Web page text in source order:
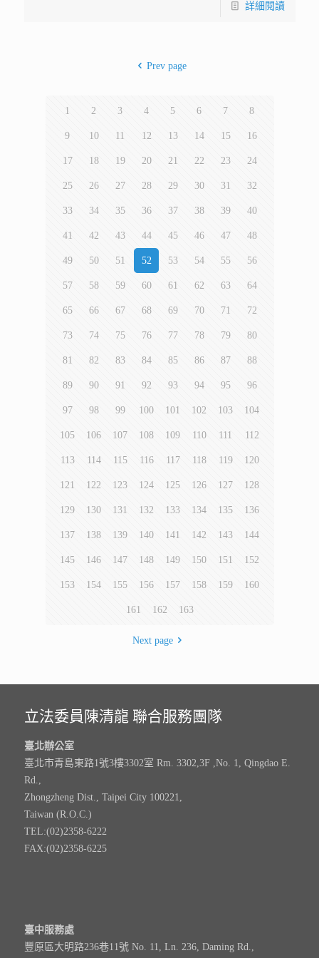
詳細閱讀
Prev page
1 2 3 4 5 6 7 8
9 10 11 12 13 14 15 16
17 18 19 20 21 22 23 24
25 26 27 28 29 30 31 32
33 34 35 36 37 38 39 40
41 42 43 44 45 46 47 48
49 50 51 52 53 54 55 56
57 58 59 60 61 62 63 64
65 66 67 68 69 70 71 72
73 74 75 76 77 78 79 80
81 82 83 84 85 86 87 88
89 90 91 92 93 94 95 96
97 98 99 100 101 102 103 104
105 106 107 108 109 110 111 112
113 114 115 116 117 118 119 120
121 122 123 124 125 126 127 128
129 130 131 132 133 134 135 136
137 138 139 140 141 142 143 144
145 146 147 148 149 150 151 152
153 154 155 156 157 158 159 160
161 162 163
Next page
立法委員陳清龍 聯合服務團隊
臺北辦公室
臺北市青島東路1號3樓3302室 Rm. 3302,3F ,No. 1, Qingdao E.
Rd.,
Zhongzheng Dist., Taipei City 100221,
Taiwan (R.O.C.)
TEL:(02)2358-6222
FAX:(02)2358-6225
臺中服務處
豐原區大明路236巷11號 No. 11, Ln. 236, Daming Rd.,